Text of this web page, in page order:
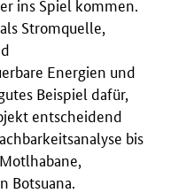
ins Spiel kommen.
Stromquelle,
Energien und
Beispiel dafür,
entscheidend
bis
Botsuana.